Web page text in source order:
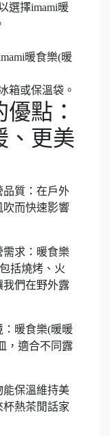
選擇imami暖
暖食樂(暖
箱或保溫袋。
點：
、更美
品質：在戶外
吹而快速影響
需求：暖食樂
括燒烤、火
我們在野外露
：暖食樂(暖暖
，適合不同露
能保溫維持美
杯熱茶閒話家